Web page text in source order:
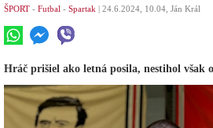
ŠPORT - Futbal - Spartak | 24.6.2024, 10.04, Ján Král
Hráč prišiel ako letná posila, nestihol však